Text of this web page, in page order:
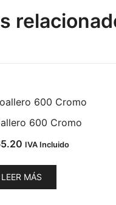
600 Cromo
IVA Incluido
LEER MÁS